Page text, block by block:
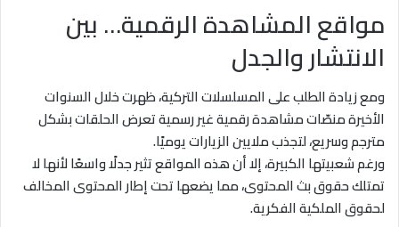
مواقع المشاهدة الرقمية… بين
الانتشار والجدل
ومع زيادة الطلب على المسلسلات التركية، ظهرت خلال السنوات
الأخيرة منصّات مشاهدة رقمية غير رسمية تعرض الحلقات بشكل
مترجم وسريع، لتجذب ملايين الزيارات يوميًا.
ورغم شعبيتها الكبيرة، إلا أن هذه المواقع تثير جدلًا واسعًا لأنها لا
تمتلك حقوق بث المحتوى، مما يضعها تحت إطار المحتوى المخالف
لحقوق الملكية الفكرية.